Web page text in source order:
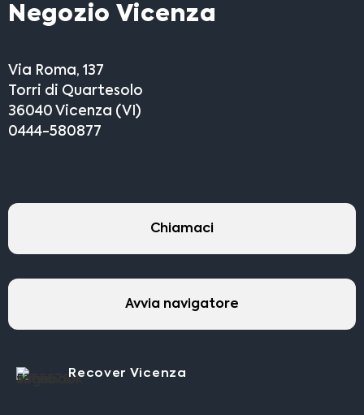
Negozio Vicenza
Via Roma, 137
Torri di Quartesolo
36040 Vicenza (VI)
0444-580877
Chiamaci
Avvia navigatore
Recover Vicenza